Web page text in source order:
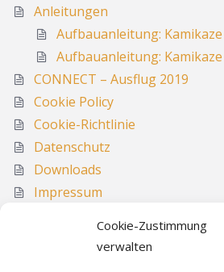
Cookie-Zustimmung
verwalten
Anleitungen
Aufbauanleitung:
Aufbauanleitung:
CONNECT – Ausflug 2019
Cookie Policy
Cookie-Richtlinie
Datenschutz
Downloads
Impressum